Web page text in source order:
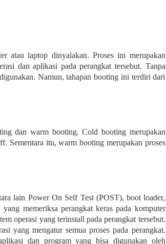
atau laptop dinyalakan. Proses ini merupakan
dan aplikasi pada perangkat tersebut. Tanpa
Namun, tahapan booting ini terdiri dari
dan warm booting. Cold booting merupakan
Sementara itu, warm booting merupakan proses
lain Power On Self Test (POST), boot loader,
memeriksa perangkat keras pada komputer
operasi yang terinstall pada perangkat tersebut.
yang mengatur semua proses pada perangkat.
dan program yang bisa digunakan oleh